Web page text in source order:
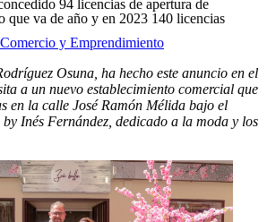
94 licencias de apertura de
que va de año y en 2023 140 licencias
Comercio y Emprendimiento
Osuna, ha hecho este anuncio en el
a un nuevo establecimiento comercial que
en la calle José Ramón Mélida bajo el
Inés Fernández, dedicado a la moda y los